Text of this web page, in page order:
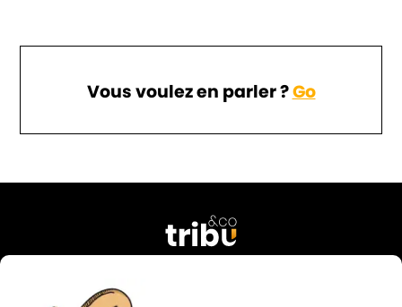
Vous voulez en parler ?Go